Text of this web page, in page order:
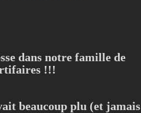
dans notre famille de
!!!
beaucoup plu (et jamais